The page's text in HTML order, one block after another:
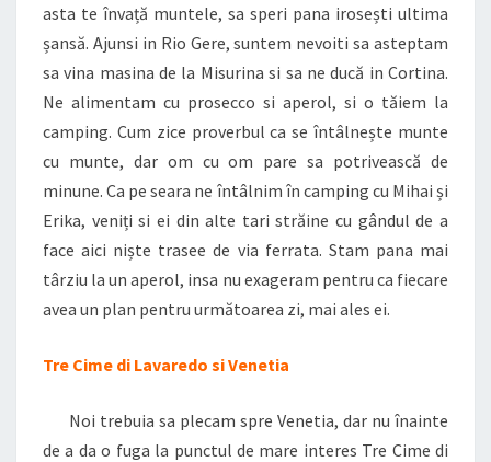
asta te învață muntele, sa speri pana irosești ultima
șansă. Ajunsi in Rio Gere, suntem nevoiti sa asteptam
sa vina masina de la Misurina si sa ne ducă in Cortina.
Ne alimentam cu prosecco si aperol, si o tăiem la
camping. Cum zice proverbul ca se întâlnește munte
cu munte, dar om cu om pare sa potrivească de
minune. Ca pe seara ne întâlnim în camping cu Mihai și
Erika, veniți si ei din alte tari străine cu gândul de a
face aici niște trasee de via ferrata. Stam pana mai
târziu la un aperol, insa nu exageram pentru ca fiecare
avea un plan pentru următoarea zi, mai ales ei.
Tre Cime di Lavaredo si Venetia
Noi trebuia sa plecam spre Venetia, dar nu înainte
de a da o fuga la punctul de mare interes Tre Cime di